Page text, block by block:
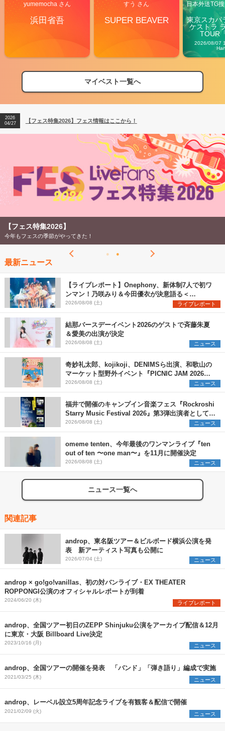
yumemocha さん
浜田省吾
すう さん
SUPER BEAVER
日本外送TG
東京スカパ
ケストラ
TOUR
2026/08/07
マイベスト一覧へ
【フェス特集2026】フェス情報はここから！
【ライブ動員ランキング】2026年上半期編発表！
2026
04/27
【フェス特集2026】フェス情報はここから！
2026
【ライブ動員ランキング】2026年上半期編発表！
【フェス特集2026】
今年もフェスの季節がやってきた！
最新ニュース
【ライブレポート】Onephony、新体制7人で初ワ
ンマン！乃咲みり＆今田優衣が決意語る＜
Onephony新体制1st Oneman Live はじまりの夏
＞
2026/08/08 (土) ライブレポート
結那バースデーイベント2026のゲストで斉藤朱夏
＆愛美の出演が決定
2026/08/08 (土) ニュース
奇妙礼太郎、kojikoji、DENIMSら出演、和歌山の
マーケット型野外イベント『PICNIC JAM 2026』
早割チケット発売開始
2026/08/08 (土) ニュース
福井で開催のキャンプイン音楽フェス『Rockroshi
Starry Music Festival 2026』第3弾出演者として
SCOOBIE DO、かりゆし58、Reiを発表
2026/08/08 (土) ニュース
omeme tenten、今年最後のワンマンライブ『ten
out of ten 〜one man〜』を11月に開催決定
2026/08/08 (土) ニュース
ニュース一覧へ
関連記事
androp、東名阪ツアー＆ビルボード横浜公演を発
表 新アーティスト写真も公開に
2026/07/04 (土) ニュース
androp × go!go!vanillas、初の対バンライブ・EX THEATER
ROPPONGI公演のオフィシャルレポートが到着
2024/06/20 (木) ライブレポート
androp、全国ツアー初日のZEPP Shinjuku公演をアーカイブ配信＆12月
に東京・大阪 Billboard Live決定
2023/10/16 (月) ニュース
androp、全国ツアーの開催を発表 「バンド」「弾き語り」編成で実施
2021/03/25 (木) ニュース
androp、レーベル設立5周年記念ライブを有観客＆配信で開催
2021/02/09 (火) ニュース